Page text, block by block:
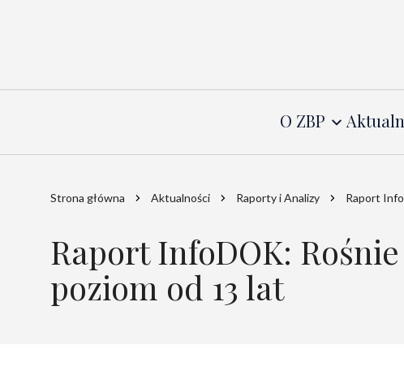
O ZBP
Strona główna Aktualności Raporty i Analizy Raport
Raport InfoDOK:
poziom od 13 lat